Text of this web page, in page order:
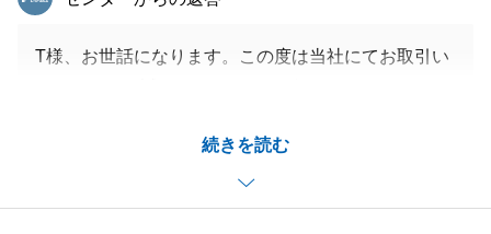
続きを読む
T様、お世話になります。この度は当社にてお取引い
今後も不動産取引についてお手伝いできることがござ
いましたらお気軽にお申し付けくださいませ。